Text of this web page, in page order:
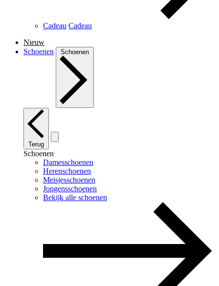
Cadeau Cadeau
Nieuw
Schoenen
Schoenen
Terug
Schoenen
Damesschoenen
Herenschoenen
Meisjesschoenen
Jongensschoenen
Bekijk alle schoenen